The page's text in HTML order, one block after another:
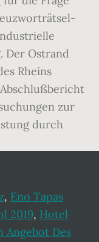
, Eno Tapas
2019, Hotel
Angebot Des